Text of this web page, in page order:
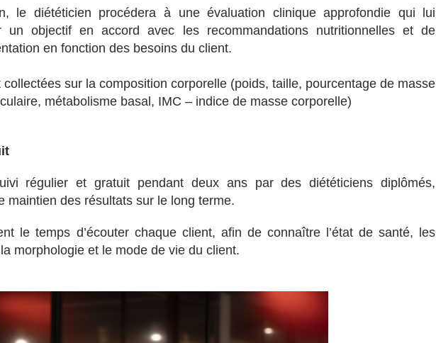
le diététicien procédera à une évaluation clinique approfondie qui lui
un objectif en accord avec les recommandations nutritionnelles et de
en fonction des besoins du client.
sur la composition corporelle (poids, taille, pourcentage de masse
métabolisme basal, IMC – indice de masse corporelle)
régulier et gratuit pendant deux ans par des diététiciens diplômés,
maintien des résultats sur le long terme.
le temps d’écouter chaque client, afin de connaître l’état de santé, les
morphologie et le mode de vie du client.